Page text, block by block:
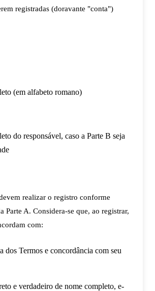
registradas (doravante "conta")
(em alfabeto romano)
do responsável, caso a Parte B seja
realizar o registro conforme
Parte A. Considera-se que, ao registrar,
com:
dos Termos e concordância com seu
e verdadeiro de nome completo, e-